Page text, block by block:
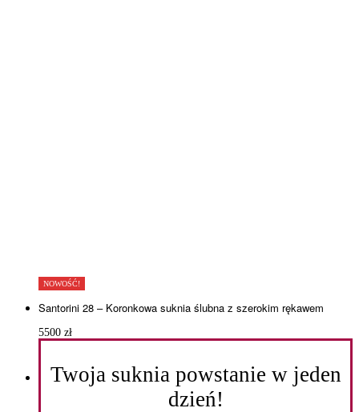
NOWOŚĆ!
Santorini 28 – Koronkowa suknia ślubna z szerokim rękawem
5500 zł
Twoja suknia powstanie w jeden
dzień!